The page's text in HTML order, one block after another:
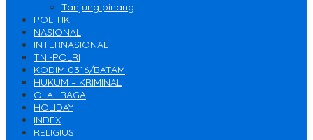
Tanjung pinang
POLITIK
NASIONAL
INTERNASIONAL
TNI-POLRI
KODIM 0316/BATAM
HUKUM – KRIMINAL
OLAHRAGA
HOLIDAY
INDEX
RELIGIUS